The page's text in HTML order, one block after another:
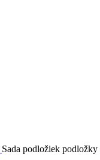
Sada podložiek